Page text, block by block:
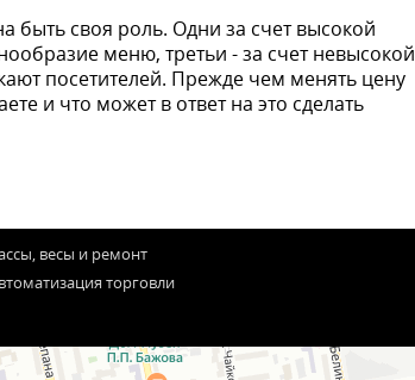
быть своя роль. Одни за счет высокой
меню, третьи - за счет невысокой
посетителей. Прежде чем менять цену
и что может в ответ на это сделать
весы и ремонт
торговли